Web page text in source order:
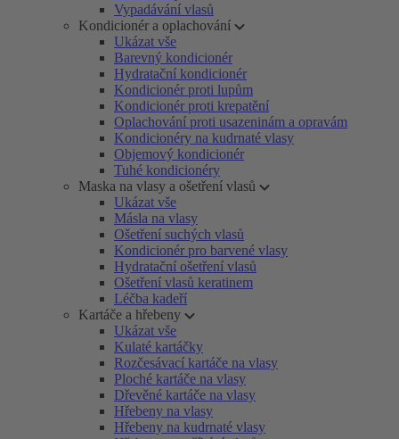
Vypadávání vlasů
Kondicionér a oplachování
Ukázat vše
Barevný kondicionér
Hydratační kondicionér
Kondicionér proti lupům
Kondicionér proti krepatění
Oplachování proti usazeninám a opravám
Kondicionéry na kudrnaté vlasy
Objemový kondicionér
Tuhé kondicionéry
Maska na vlasy a ošetření vlasů
Ukázat vše
Másla na vlasy
Ošetření suchých vlasů
Kondicionér pro barvené vlasy
Hydratační ošetření vlasů
Ošetření vlasů keratinem
Léčba kadeří
Kartáče a hřebeny
Ukázat vše
Kulaté kartáčky
Rozčesávací kartáče na vlasy
Ploché kartáče na vlasy
Dřevěné kartáče na vlasy
Hřebeny na vlasy
Hřebeny na kudrnaté vlasy